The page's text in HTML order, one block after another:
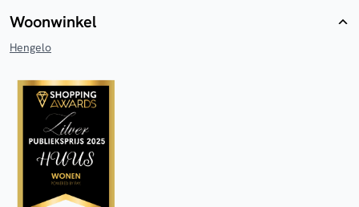
Woonwinkel
Hengelo